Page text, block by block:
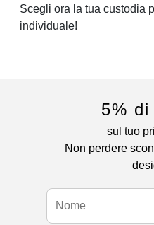
Scegli ora la tua custodia
individuale!
5%
sul tuo
Non perdere